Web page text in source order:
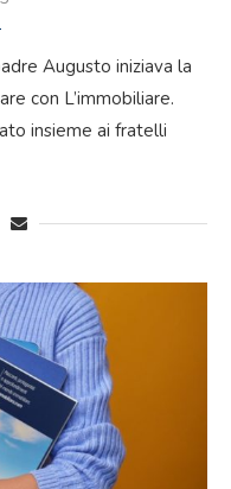
Augusto iniziava la
con L’immobiliare.
insieme ai fratelli